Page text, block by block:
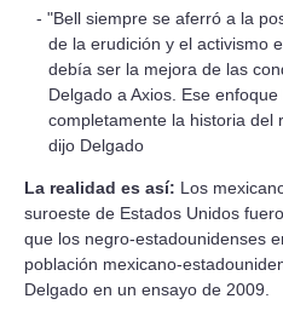
"Bell siempre se aferró a la
de la erudición y el activismo
debía ser la mejora de las
Delgado a Axios. Ese
completamente la historia del
dijo Delgado
La realidad es así: Los
suroeste de Estados Unidos
que los negro-estadounidenses
población mexicano-
Delgado en un ensayo de 2009.